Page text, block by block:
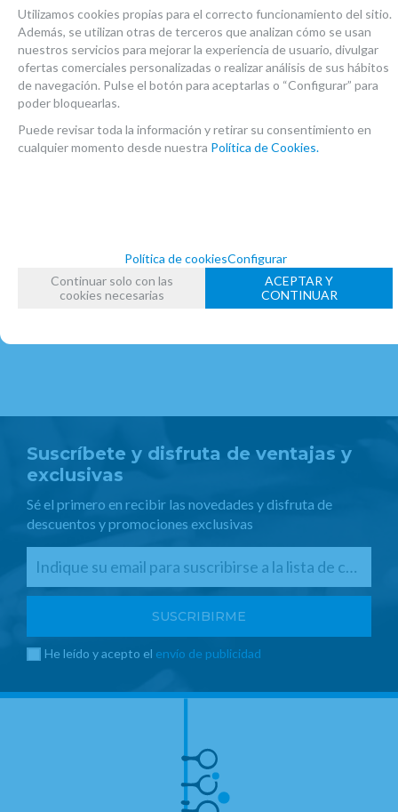
Pica ajustable
Zapatillas de cuero
SELMER
Suscríbete y disfruta de ventajas y
exclusivas
Sé el primero en recibir las novedades y disfruta de
descuentos y promociones exclusivas
He leído y acepto el envío de publicidad
Utilizamos cookies propias para el correcto funcionamiento del sitio.
Además, se utilizan otras de terceros que analizan cómo se usan
nuestros servicios para mejorar la experiencia de usuario, divulgar
ofertas comerciales personalizadas o realizar análisis de sus hábitos
de navegación. Pulse el botón para aceptarlas o “Configurar” para
poder bloquearlas.
Puede revisar toda la información y retirar su consentimiento en
cualquier momento desde nuestra Política de Cookies.
Política de cookiesConfigurar
Continuar solo con las
cookies necesarias
ACEPTAR Y
CONTINUAR